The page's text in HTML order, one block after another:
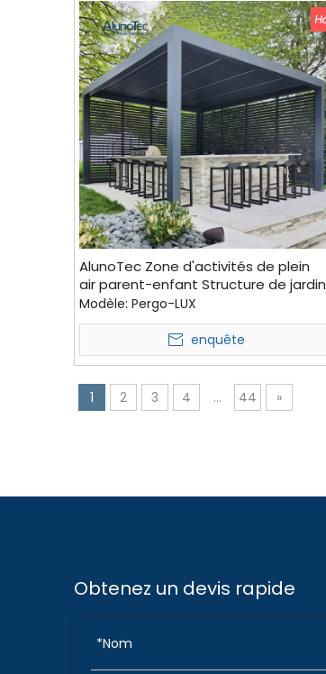
AlunoTec Zone d'activités de plein
air parent-enfant Structure de jardin
de pergola solaire motorisée avec
clôture à lattes
Modèle: Pergo-LUX
enquête
1 2 3 4 ... 44 »
Obtenez un devis rapide